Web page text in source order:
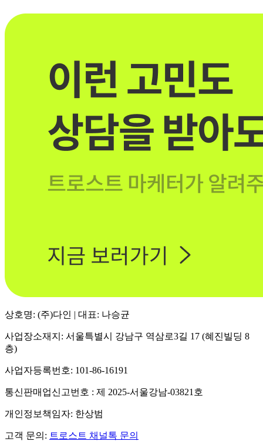
상호명: (주)다인 | 대표: 나승균
사업장소재지: 서울특별시 강남구 역삼로3길 17 (혜진빌딩 8
층)
사업자등록번호: 101-86-16191
통신판매업신고번호 : 제 2025-서울강남-03821호
개인정보책임자: 한상범
고객 문의: 트로스트 채널톡 문의